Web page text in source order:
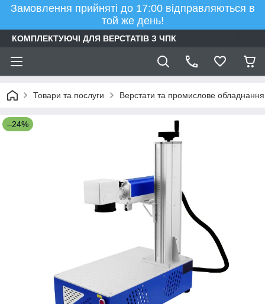
Замовлення прийняті до 17:00 відправляються в
той же день!
КОМПЛЕКТУЮЧІ ДЛЯ ВЕРСТАТІВ З ЧПК
Товари та послуги Верстати та промислове обладнання
–24%